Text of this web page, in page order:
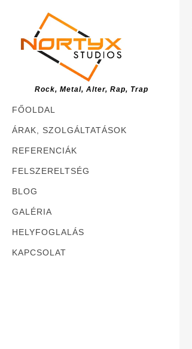
Rock, Metal, Alter, Rap, Trap
FŐOLDAL
ÁRAK, SZOLGÁLTATÁSOK
REFERENCIÁK
FELSZERELTSÉG
BLOG
GALÉRIA
HELYFOGLALÁS
KAPCSOLAT